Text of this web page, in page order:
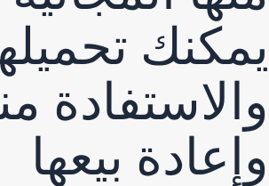
بيعها